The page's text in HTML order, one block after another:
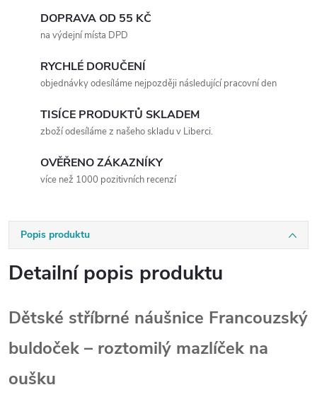
DOPRAVA OD 55 KČ
na výdejní místa DPD
RYCHLÉ DORUČENÍ
objednávky odesíláme nejpozději následující pracovní den
TISÍCE PRODUKTŮ SKLADEM
zboží odesíláme z našeho skladu v Liberci.
OVĚŘENO ZÁKAZNÍKY
více než 1000 pozitivních recenzí
Popis produktu
Detailní popis produktu
Dětské stříbrné náušnice Francouzský
buldoček – roztomilý mazlíček na
oušku